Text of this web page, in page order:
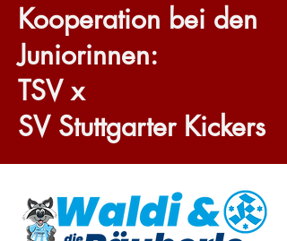
Kooperation bei den
Juniorinnen:
TSV x
SV Stuttgarter Kickers